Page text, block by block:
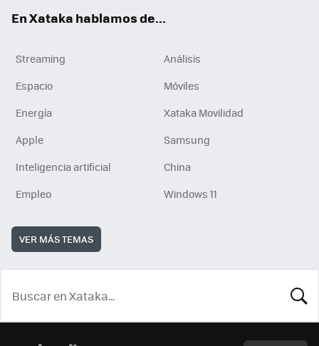
En Xataka hablamos de...
Streaming
Análisis
Espacio
Móviles
Energía
Xataka Movilidad
Apple
Samsung
Inteligencia artificial
China
Empleo
Windows 11
VER MÁS TEMAS